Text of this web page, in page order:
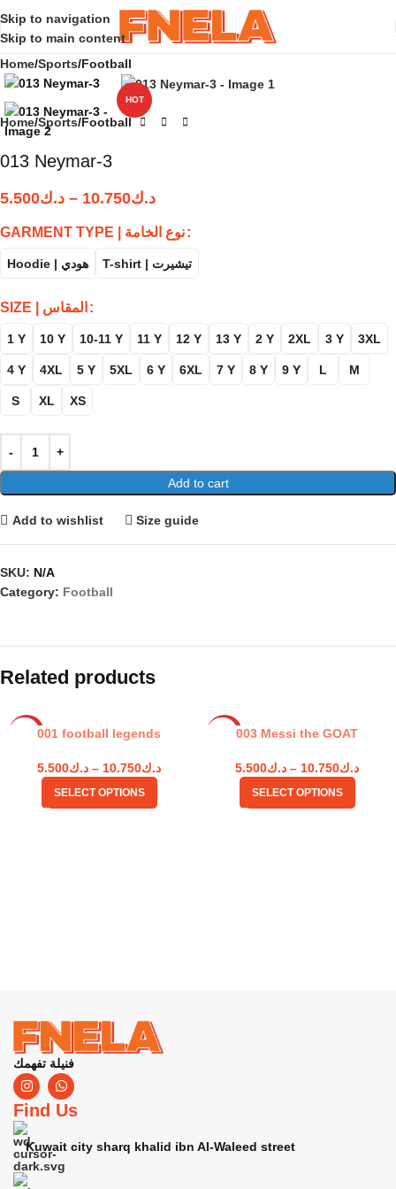
Skip to navigation
Skip to main content
Home Sports Football
HOT
Home Sports Football
013 Neymar-3
د.ك5.500 – د.ك10.750
GARMENT TYPE | نوع الخامة
Hoodie | هودي T-shirt | تيشيرت
SIZE | المقاس
1 Y 10 Y 10-11 Y 11 Y 12 Y 13 Y 2 Y 2XL 3 Y 3XL
4 Y 4XL 5 Y 5XL 6 Y 6XL 7 Y 8 Y 9 Y L M
S XL XS
Add to cart
Add to wishlist Size guide
SKU: N/A
Category: Football
Related products
001 football legends
د.ك5.500 – د.ك10.750
SELECT OPTIONS
003 Messi the GOAT
د.ك5.500 – د.ك10.750
SELECT OPTIONS
فنيلة تفهمك
Find Us
Kuwait city sharq khalid ibn Al-Waleed street